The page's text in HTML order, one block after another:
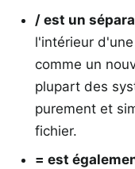
/ est un
l'intérieur
comme un
plupart des
purement et
fichier.
= est